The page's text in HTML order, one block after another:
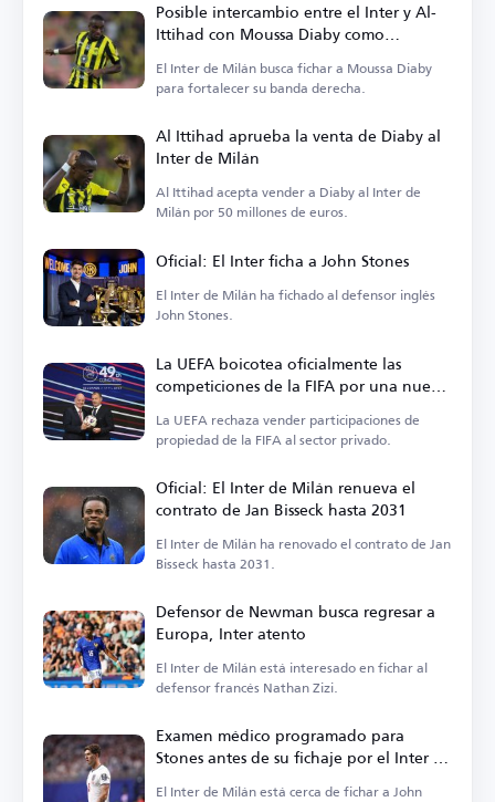
Posible intercambio entre el Inter y Al-
Ittihad con Moussa Diaby como
protagonista
El Inter de Milán busca fichar a Moussa Diaby
para fortalecer su banda derecha.
Al Ittihad aprueba la venta de Diaby al
Inter de Milán
Al Ittihad acepta vender a Diaby al Inter de
Milán por 50 millones de euros.
Oficial: El Inter ficha a John Stones
El Inter de Milán ha fichado al defensor inglés
John Stones.
La UEFA boicotea oficialmente las
competiciones de la FIFA por una nueva
La UEFA rechaza vender participaciones de
propiedad de la FIFA al sector privado.
Oficial: El Inter de Milán renueva el
contrato de Jan Bisseck hasta 2031
El Inter de Milán ha renovado el contrato de Jan
Bisseck hasta 2031.
Defensor de Newman busca regresar a
Europa, Inter atento
El Inter de Milán está interesado en fichar al
defensor francés Nathan Zizi.
Examen médico programado para
Stones antes de su fichaje por el Inter de
Milán
El Inter de Milán está cerca de fichar a John